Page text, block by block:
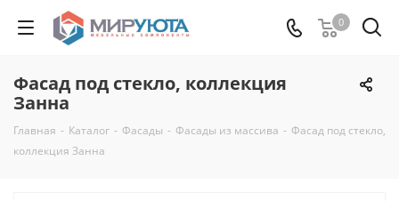
0
Фасад под стекло, коллекция
Занна
Главная - Каталог - Фасады - Фасады из массива - Фасад под стекло,
коллекция Занна